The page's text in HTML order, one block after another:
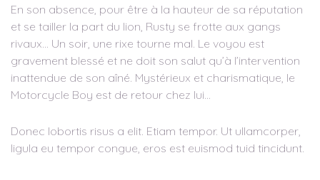
En son absence, pour être à la hauteur de sa réputation
et se tailler la part du lion, Rusty se frotte aux gangs
rivaux… Un soir, une rixe tourne mal. Le voyou est
gravement blessé et ne doit son salut qu’à l’intervention
inattendue de son aîné. Mystérieux et charismatique, le
Motorcycle Boy est de retour chez lui…
Donec lobortis risus a elit. Etiam tempor. Ut ullamcorper,
ligula eu tempor congue, eros est euismod tuid tincidunt.